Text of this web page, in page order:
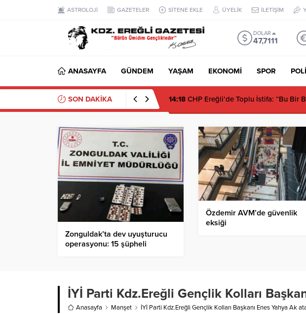
ASTROLOJİ GAZETELER SİTENE EKLE ÜYELİK İLETİŞİM
DOLAR
47,7111
ANASAYFA GÜNDEM YAŞAM EKONOMİ SPOR
SON DAKİKA 14:18 CHP Ereğli’de Toplu İstifa: “Bu Bir
Zonguldak’ta dev uyuşturucu
operasyonu: 15 şüpheli
Özdemir AVM’de güvenlik
eksiği
İYİ Parti Kdz.Ereğli Gençlik Kolları
Anasayfa Manşet İYİ Parti Kdz.Ereğli Gençlik Kolları Başkanı Enes Yahya Ak